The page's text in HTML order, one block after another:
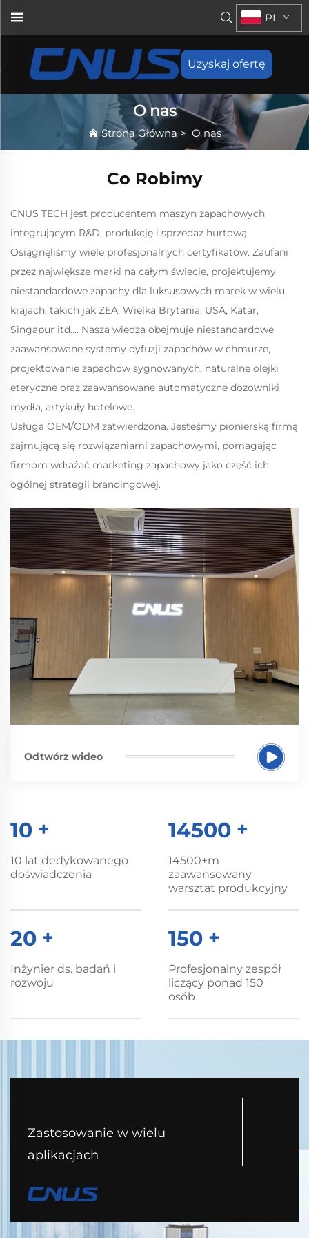
Uzyskaj ofertę
PL
O nas
Strona Główna > O nas
Co Robimy
CNUS TECH jest producentem maszyn zapachowych
integrującym R&D, produkcję i sprzedaż hurtową.
Osiągnęliśmy wiele profesjonalnych certyfikatów. Zaufani
przez największe marki na całym świecie, projektujemy
niestandardowe zapachy dla luksusowych marek w wielu
krajach, takich jak ZEA, Wielka Brytania, USA, Katar,
Singapur itd.... Nasza wiedza obejmuje niestandardowe
zaawansowane systemy dyfuzji zapachów w chmurze,
projektowanie zapachów sygnowanych, naturalne olejki
eteryczne oraz zaawansowane automatyczne dozowniki
mydła, artykuły hotelowe.
Usługa OEM/ODM zatwierdzona. Jesteśmy pionierską firmą
zajmującą się rozwiązaniami zapachowymi, pomagając
firmom wdrażać marketing zapachowy jako część ich
ogólnej strategii brandingowej.
Odtwórz wideo
10 +
10 lat dedykowanego
doświadczenia
14500 +
14500+m
zaawansowany
warsztat produkcyjny
20 +
Inżynier ds. badań i
rozwoju
150 +
Profesjonalny zespół
liczący ponad 150
osób
Zastosowanie w wielu
aplikacjach